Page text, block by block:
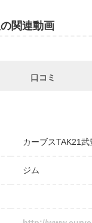
関連動画
口コミ
カーブスTAK21武
ジム